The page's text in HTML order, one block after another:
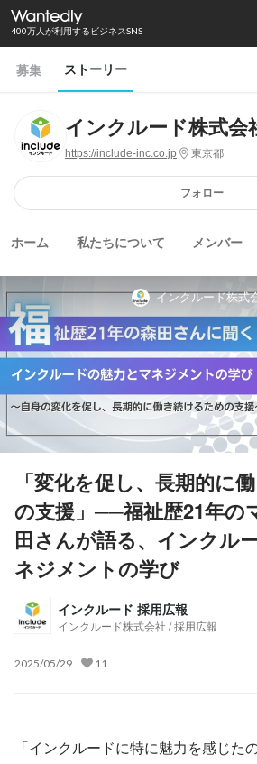
400万人が利用するビジネスSNS
募集 ストーリー
インクルード株式会
https://include-inc.co.jp 東京都
フォロー
ホーム 私たちについて メンバー
インクルード株式
「変化を促し、長期的に
の支援」──福祉歴21年の
田さんが語る、インクル
ネジメントの学び
インクルード 採用広報
インクルード株式会社 / 採用広報
2025/05/29 11
「インクルードに特に魅力を感じた